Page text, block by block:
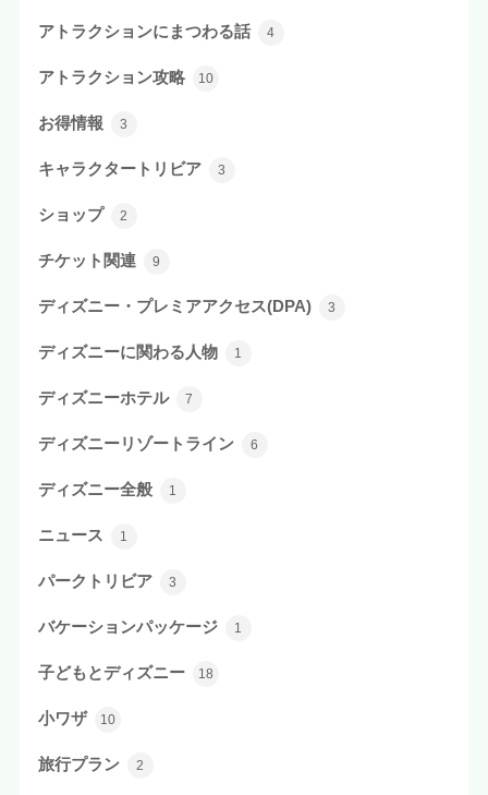
アトラクションにまつわる話 4
アトラクション攻略 10
お得情報 3
キャラクタートリビア 3
ショップ 2
チケット関連 9
ディズニー・プレミアアクセス(DPA) 3
ディズニーに関わる人物 1
ディズニーホテル 7
ディズニーリゾートライン 6
ディズニー全般 1
ニュース 1
パークトリビア 3
バケーションパッケージ 1
子どもとディズニー 18
小ワザ 10
旅行プラン 2